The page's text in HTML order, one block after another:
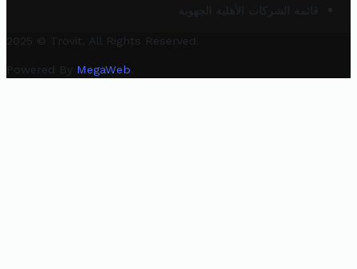
قائمة الشركات الأهلية الجهوية
2025 © Trovit. All Rights Reserved.
Powered By MegaWeb